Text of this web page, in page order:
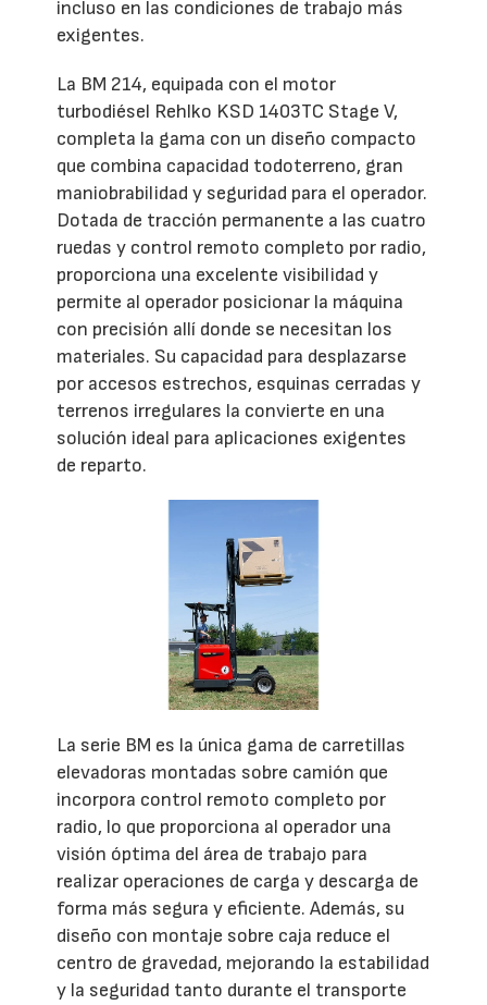
incluso en las condiciones de trabajo más
exigentes.
La BM 214, equipada con el motor
turbodiésel Rehlko KSD 1403TC Stage V,
completa la gama con un diseño compacto
que combina capacidad todoterreno, gran
maniobrabilidad y seguridad para el operador.
Dotada de tracción permanente a las cuatro
ruedas y control remoto completo por radio,
proporciona una excelente visibilidad y
permite al operador posicionar la máquina
con precisión allí donde se necesitan los
materiales. Su capacidad para desplazarse
por accesos estrechos, esquinas cerradas y
terrenos irregulares la convierte en una
solución ideal para aplicaciones exigentes
de reparto.
La serie BM es la única gama de carretillas
elevadoras montadas sobre camión que
incorpora control remoto completo por
radio, lo que proporciona al operador una
visión óptima del área de trabajo para
realizar operaciones de carga y descarga de
forma más segura y eficiente. Además, su
diseño con montaje sobre caja reduce el
centro de gravedad, mejorando la estabilidad
y la seguridad tanto durante el transporte